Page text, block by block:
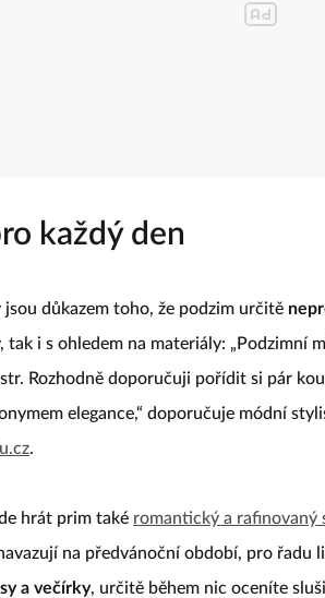
každý den
jsou důkazem toho, že podzim určitě
tak i s ohledem na materiály: „Podzimní
Rozhodně doporučuji pořídit si pár
elegance,“ doporučuje módní
.
hrát prim také romantický a rafinovaný
na předvánoční období, pro řadu
a večírky, určitě během nic oceníte